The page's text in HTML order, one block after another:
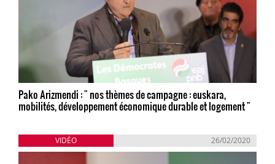
Pako Arizmendi : " nos thèmes de campagne : euskara,
mobilités, développement économique durable et logement "
VIDÉO 26/02/2020